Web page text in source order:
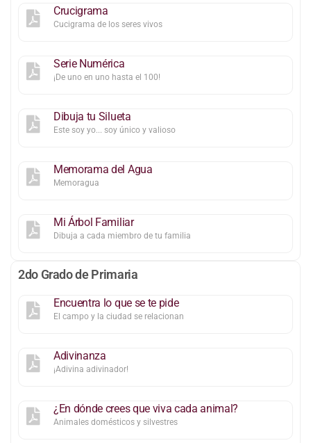
Crucigrama
Cucigrama de los seres vivos
Serie Numérica
¡De uno en uno hasta el 100!
Dibuja tu Silueta
Este soy yo... soy único y valioso
Memorama del Agua
Memoragua
Mi Árbol Familiar
Dibuja a cada miembro de tu familia
2do Grado de Primaria
Encuentra lo que se te pide
El campo y la ciudad se relacionan
Adivinanza
¡Adivina adivinador!
¿En dónde crees que viva cada animal?
Animales domésticos y silvestres